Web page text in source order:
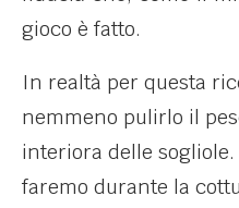
gioco è fatto.
In realtà per questa
nemmeno pulirlo il
interiora delle
faremo durante la